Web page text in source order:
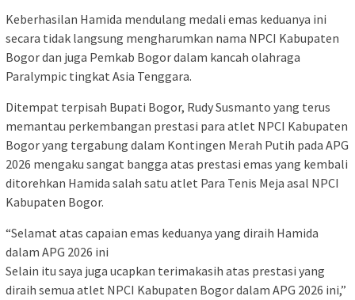
Keberhasilan Hamida mendulang medali emas keduanya ini
secara tidak langsung mengharumkan nama NPCI Kabupaten
Bogor dan juga Pemkab Bogor dalam kancah olahraga
Paralympic tingkat Asia Tenggara.
Ditempat terpisah Bupati Bogor, Rudy Susmanto yang terus
memantau perkembangan prestasi para atlet NPCI Kabupaten
Bogor yang tergabung dalam Kontingen Merah Putih pada APG
2026 mengaku sangat bangga atas prestasi emas yang kembali
ditorehkan Hamida salah satu atlet Para Tenis Meja asal NPCI
Kabupaten Bogor.
“Selamat atas capaian emas keduanya yang diraih Hamida
dalam APG 2026 ini
Selain itu saya juga ucapkan terimakasih atas prestasi yang
diraih semua atlet NPCI Kabupaten Bogor dalam APG 2026 ini,”